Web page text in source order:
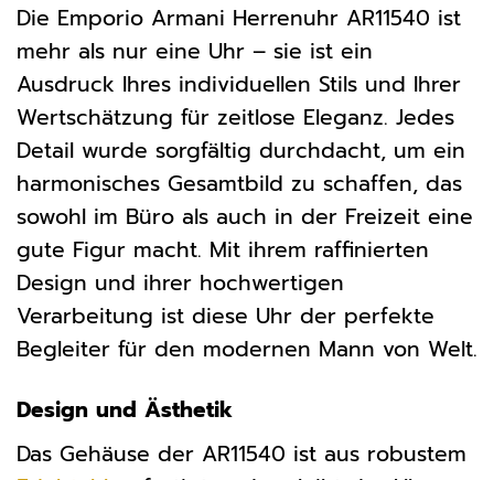
Die Emporio Armani Herrenuhr AR11540 ist
mehr als nur eine Uhr – sie ist ein
Ausdruck Ihres individuellen Stils und Ihrer
Wertschätzung für zeitlose Eleganz. Jedes
Detail wurde sorgfältig durchdacht, um ein
harmonisches Gesamtbild zu schaffen, das
sowohl im Büro als auch in der Freizeit eine
gute Figur macht. Mit ihrem raffinierten
Design und ihrer hochwertigen
Verarbeitung ist diese Uhr der perfekte
Begleiter für den modernen Mann von Welt.
Design und Ästhetik
Das Gehäuse der AR11540 ist aus robustem